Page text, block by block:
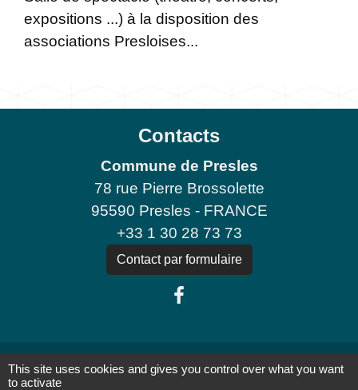
expositions ...) à la disposition des
associations Presloises...
Contacts
Commune de Presles
78 rue Pierre Brossolette
95590 Presles - FRANCE
+33 1 30 28 73 73
Contact par formulaire
Jumelages
This site uses cookies and gives you control over what you want
to activate